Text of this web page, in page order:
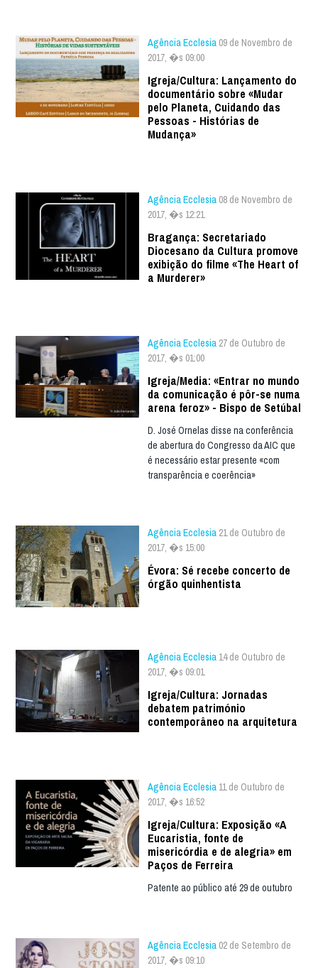
Agência Ecclesia 09 de Novembro de
2017, �s 09:00
Igreja/Cultura: Lançamento do
documentário sobre «Mudar
pelo Planeta, Cuidando das
Pessoas - Histórias de
Mudança»
Agência Ecclesia 08 de Novembro de
2017, �s 12:21
Bragança: Secretariado
Diocesano da Cultura promove
exibição do filme «The Heart of
a Murderer»
Agência Ecclesia 27 de Outubro de
2017, �s 01:00
Igreja/Media: «Entrar no mundo
da comunicação é pôr-se numa
arena feroz» - Bispo de Setúbal
D. José Ornelas disse na conferência
de abertura do Congresso da AIC que
é necessário estar presente «com
transparência e coerência»
Agência Ecclesia 21 de Outubro de
2017, �s 15:00
Évora: Sé recebe concerto de
órgão quinhentista
Agência Ecclesia 14 de Outubro de
2017, �s 09:01
Igreja/Cultura: Jornadas
debatem património
contemporâneo na arquitetura
Agência Ecclesia 11 de Outubro de
2017, �s 16:52
Igreja/Cultura: Exposição «A
Eucaristia, fonte de
misericórdia e de alegria» em
Paços de Ferreira
Patente ao público até 29 de outubro
Agência Ecclesia 02 de Setembro de
2017, �s 09:10